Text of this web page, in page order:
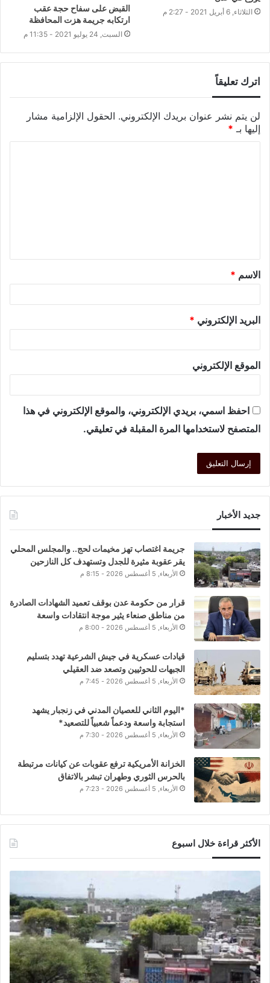
الثلاثاء, 6 أبريل 2021 - 2:27 م
القبض على سفاح حجة عقب
ارتكابه جريمة هزت المحافظة
السبت, 24 يوليو 2021 - 11:35 م
اترك تعليقاً
لن يتم نشر عنوان بريدك الإلكتروني. الحقول الإلزامية مشار
إليها بـ *
الاسم *
البريد الإلكتروني *
الموقع الإلكتروني
احفظ اسمي، بريدي الإلكتروني، والموقع الإلكتروني في هذا
المتصفح لاستخدامها المرة المقبلة في تعليقي.
جديد الأخبار
جريمة اغتصاب تهز مخيمات لحج.. والمجلس المحلي
يقر عقوبة مثيرة للجدل وتستهدف كل النازحين
الأربعاء, 5 أغسطس 2026 - 8:15 م
قرار من حكومة عدن بوقف تعميد الشهادات الصادرة
من مناطق صنعاء يثير موجة انتقادات واسعة
الأربعاء, 5 أغسطس 2026 - 8:00 م
قيادات عسكرية في جيش الشرعية تهدد بتسليم
الجبهات للحوثيين وتصعد ضد العقيلي
الأربعاء, 5 أغسطس 2026 - 7:45 م
*اليوم الثاني للعصيان المدني في زنجبار يشهد
استجابة واسعة ودعماً شعبياً للتصعيد*
الأربعاء, 5 أغسطس 2026 - 7:30 م
الخزانة الأمريكية ترفع عقوبات عن كيانات مرتبطة
بالحرس الثوري وطهران تبشر بالاتفاق
الأربعاء, 5 أغسطس 2026 - 7:23 م
الأكثر قراءة خلال اسبوع